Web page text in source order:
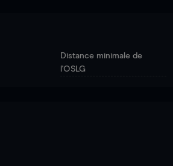
Distance minimale de
l'OSLG